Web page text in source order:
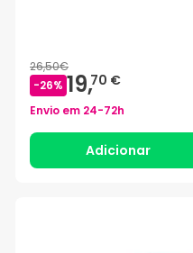
26,50€
-26% 19,70 €
Envio em 24-72h
Adicionar